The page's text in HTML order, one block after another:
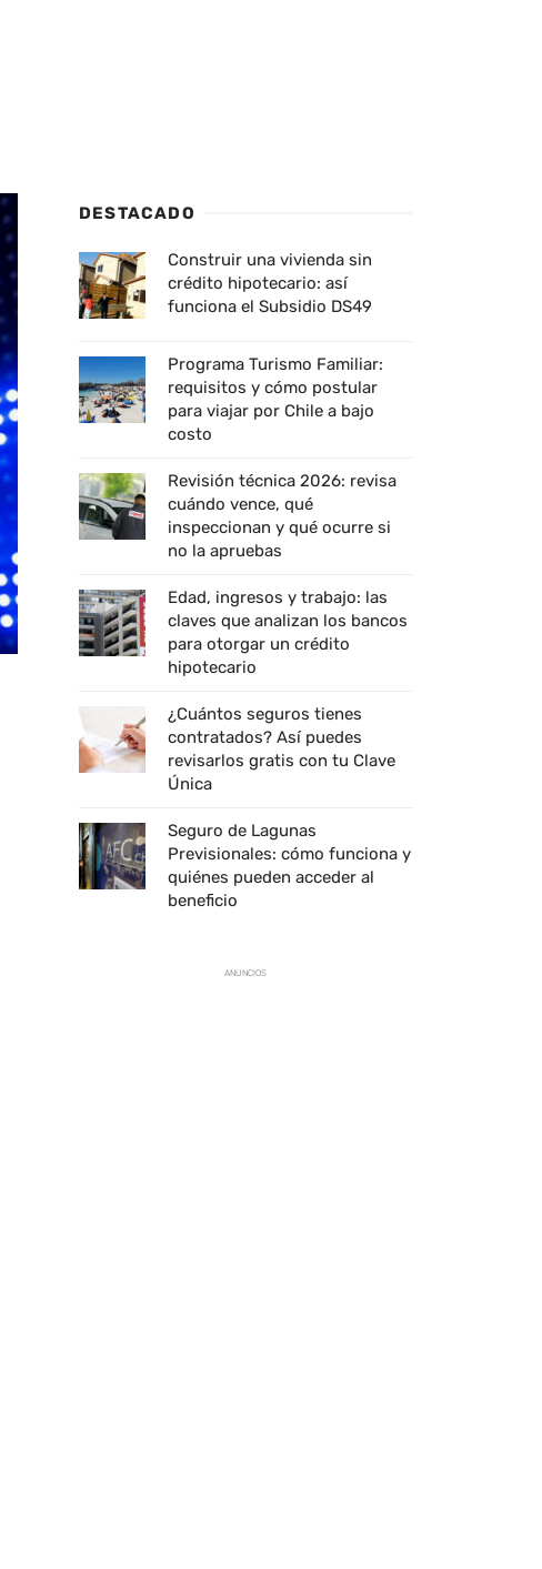
DESTACADO
Construir una vivienda sin
crédito hipotecario: así
funciona el Subsidio DS49
Programa Turismo Familiar:
requisitos y cómo postular
para viajar por Chile a bajo
costo
Revisión técnica 2026: revisa
cuándo vence, qué
inspeccionan y qué ocurre si
no la apruebas
Edad, ingresos y trabajo: las
claves que analizan los bancos
para otorgar un crédito
hipotecario
¿Cuántos seguros tienes
contratados? Así puedes
revisarlos gratis con tu Clave
Única
Seguro de Lagunas
Previsionales: cómo funciona y
quiénes pueden acceder al
beneficio
ANUNCIOS